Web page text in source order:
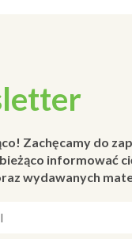
Zachęcamy do
informować
wydawanych